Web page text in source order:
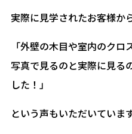
実際に見学されたお客様か
「外壁の木目や室内のクロ
写真で見るのと実際に見る
した！」
という声もいただいていま